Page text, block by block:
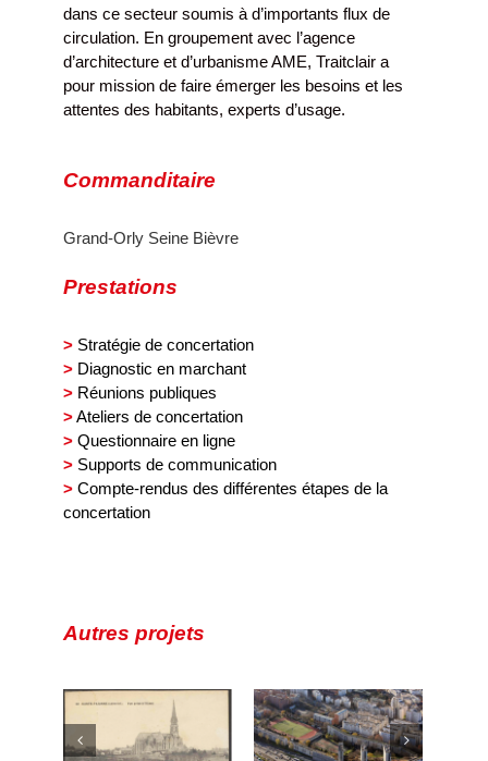
dans ce secteur soumis à d’importants flux de
circulation. En groupement avec l’agence
d’architecture et d’urbanisme AME, Traitclair a
pour mission de faire émerger les besoins et les
attentes des habitants, experts d’usage.
Commanditaire
Grand-Orly Seine Bièvre
Prestations
> Stratégie de concertation
> Diagnostic en marchant
> Réunions publiques
>Ateliers de concertation
> Questionnaire en ligne
> Supports de communication
> Compte-rendus des différentes étapes de la
concertation
Autres projets
Python
Duvernois –
Oursel –
Concertation
pour l’extension